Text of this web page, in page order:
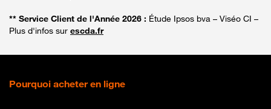
** Service Client de l'Année 2026 : Étude Ipsos bva – Viséo CI –
Plus d'infos sur escda.fr
Pourquoi acheter en ligne